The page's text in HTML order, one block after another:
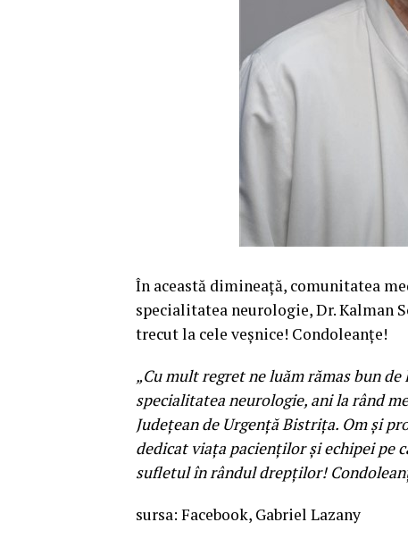
În această dimineață, comunitatea
specialitatea neurologie, Dr. Kalman
trecut la cele veșnice! Condoleanțe!
„Cu mult regret ne luăm rămas bun
specialitatea neurologie, ani la rând
Județean de Urgență Bistrița. Om și
dedicat viața pacienților și echipei pe
sufletul în rândul drepților!
sursa: Facebook, Gabriel Lazany